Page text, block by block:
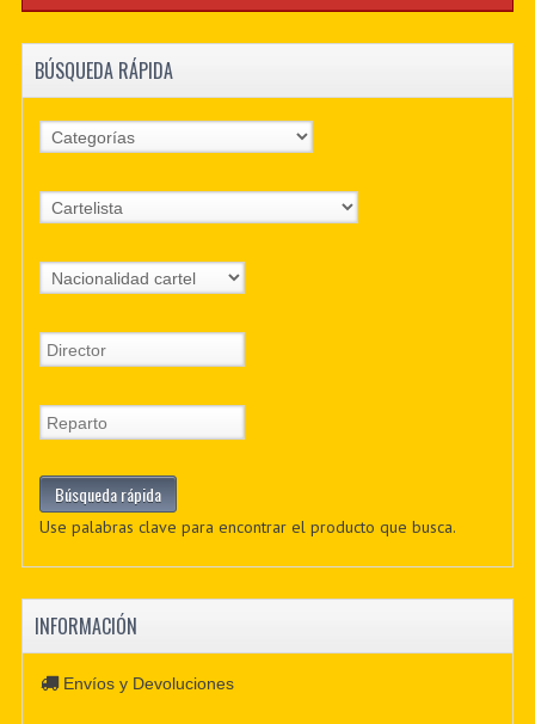
BÚSQUEDA RÁPIDA
Use palabras clave para encontrar el producto que busca.
INFORMACIÓN
Envíos y Devoluciones